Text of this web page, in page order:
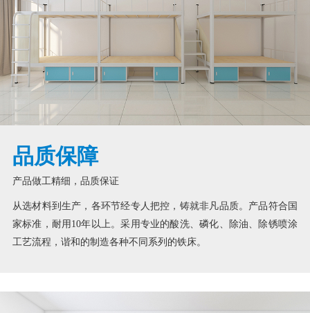
品质保障
产品做工精细，品质保证
从选材料到生产，各环节经专人把控，铸就非凡品质。产品符合国
家标准，耐用10年以上。采用专业的酸洗、磷化、除油、除锈喷涂
工艺流程，谐和的制造各种不同系列的铁床。